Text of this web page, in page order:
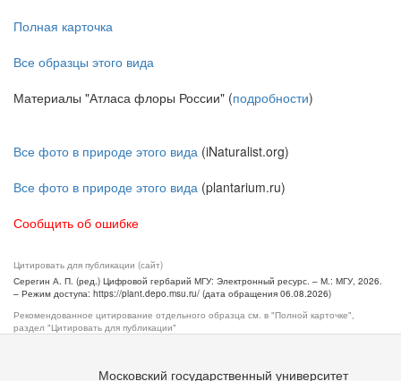
Полная карточка
Все образцы этого вида
Материалы "Атласа флоры России" (подробности)
Все фото в природе этого вида (iNaturalist.org)
Все фото в природе этого вида (plantarium.ru)
Сообщить об ошибке
Цитировать для публикации (сайт)
Серегин А. П. (ред.) Цифровой гербарий МГУ: Электронный ресурс. – М.: МГУ, 2026.
– Режим доступа: https://plant.depo.msu.ru/ (дата обращения 06.08.2026)
Рекомендованное цитирование отдельного образца см. в "Полной карточке",
раздел "Цитировать для публикации"
Московский государственный университет